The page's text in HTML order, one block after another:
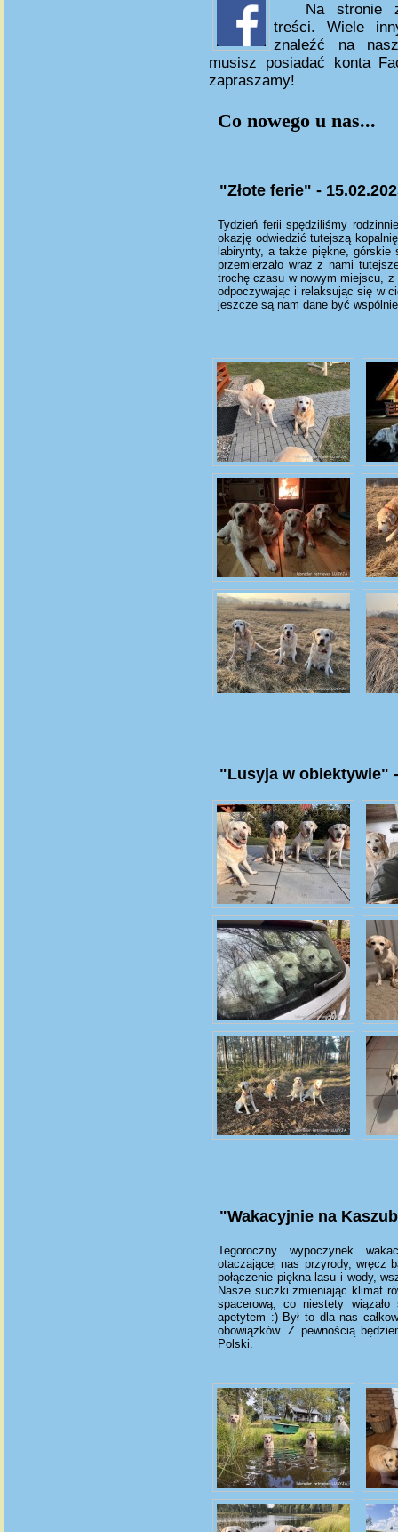
Na stronie
treści. Wiele
znaleźć na
musisz posiadać konta
zapraszamy!
Co nowego u nas...
"Złote ferie" -
Tydzień ferii spędziliśmy
okazję odwiedzić tutejszą
labirynty, a także piękne,
przemierzało wraz z nami
trochę czasu w nowym miejscu,
odpoczywając i relaksując się w
jeszcze są nam dane być
"Lusyja w obiektywie"
"Wakacyjnie na
Tegoroczny wypoczynek
otaczającej nas przyrody, wręcz
połączenie piękna lasu i wody,
Nasze suczki zmieniając klimat
spacerową, co niestety
apetytem :) Był to dla nas
obowiązków. Z pewnością
Polski.